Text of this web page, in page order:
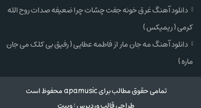
دانلود آهنگ غرق خونه جفت چشات چرا ضعیفه صدات روح الله
کرمی ( ریمیکس )
دانلود آهنگ مه جان مار از فاطمه عطایی ( رفیق بی کلک می جان
ماره )
تمامی حقوق مطالب برای apamusic محفوظ است
طراحی قالب وردپرس:وبیت